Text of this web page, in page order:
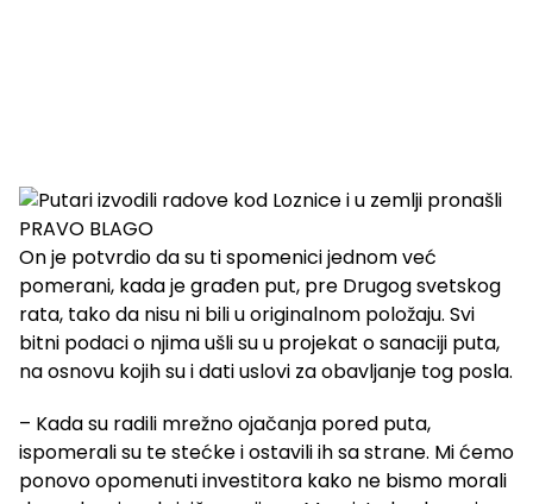
On je potvrdio da su ti spomenici jednom već
pomerani, kada je građen put, pre Drugog svetskog
rata, tako da nisu ni bili u originalnom položaju. Svi
bitni podaci o njima ušli su u projekat o sanaciji puta,
na osnovu kojih su i dati uslovi za obavljanje tog posla.
– Kada su radili mrežno ojačanja pored puta,
ispomerali su te stećke i ostavili ih sa strane. Mi ćemo
ponovo opomenuti investitora kako ne bismo morali